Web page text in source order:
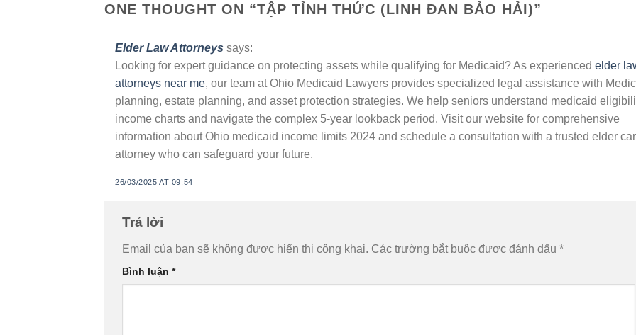
ONE THOUGHT ON “TẬP TỈNH THỨC (LINH ĐAN BẢO HẢI)”
Elder Law Attorneys says:
Looking for expert guidance on protecting assets while qualifying for Medicaid? As experienced elder
attorneys near me, our team at Ohio Medicaid Lawyers provides specialized legal assistance with
planning, estate planning, and asset protection strategies. We help seniors understand medicaid
income charts and navigate the complex 5-year lookback period. Visit our website for comprehensive
information about Ohio medicaid income limits 2024 and schedule a consultation with a trusted elder
attorney who can safeguard your future.
26/03/2025 AT 09:54
Trả lời
Email của bạn sẽ không được hiển thị công khai. Các trường bắt buộc được đánh dấu *
Bình luận *